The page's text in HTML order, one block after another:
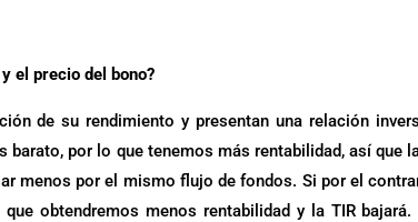
el precio del bono?
de su rendimiento y presentan una relación
por lo que tenemos más rentabilidad, así que
menos por el mismo flujo de fondos. Si por el
obtendremos menos rentabilidad y la TIR